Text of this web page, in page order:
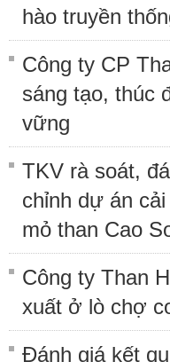
hào truyền
Công ty CP
sáng tạo, thúc
vững
TKV rà soát,
chỉnh dự án
mỏ than Cao
Công ty Than
xuất ở lò chợ
Đánh giá kết